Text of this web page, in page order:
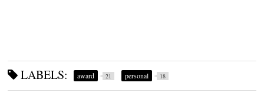
LABELS: award 21 personal 18